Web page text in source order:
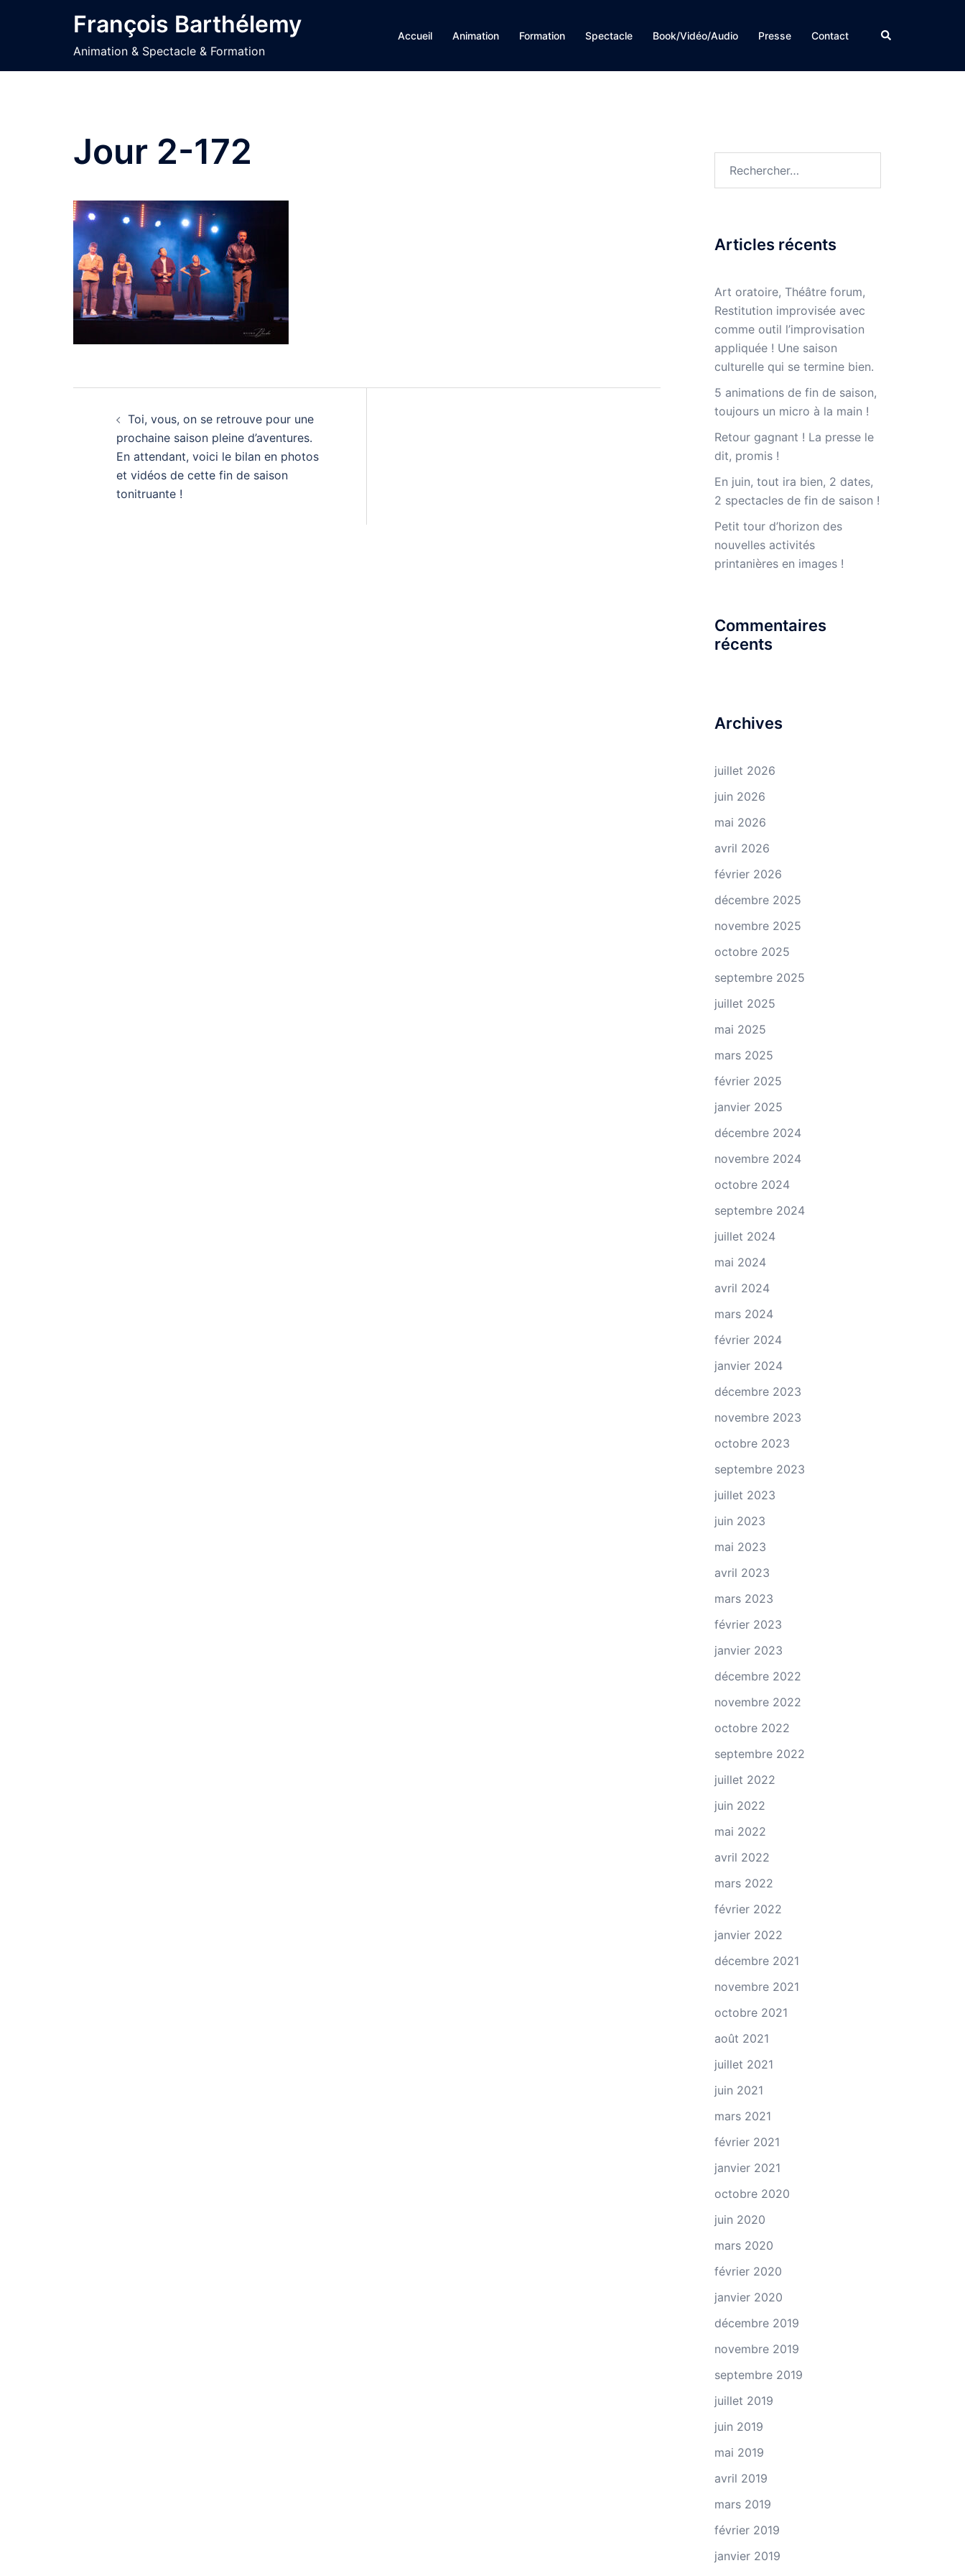
François Barthélemy
Animation & Spectacle & Formation
Accueil Animation Formation Spectacle Book/Vidéo/Audio Presse Contact Rechercher
Jour 2-172
d’article
Toi, vous, on se retrouve pour une
prochaine saison pleine d’aventures.
En attendant, voici le bilan en photos
et vidéos de cette fin de saison
tonitruante !
Articles récents
Art oratoire, Théâtre forum,
Restitution improvisée avec
comme outil l’improvisation
appliquée ! Une saison
culturelle qui se termine bien.
5 animations de fin de saison,
toujours un micro à la main !
Retour gagnant ! La presse le
dit, promis !
En juin, tout ira bien, 2 dates,
2 spectacles de fin de saison !
Petit tour d’horizon des
nouvelles activités
printanières en images !
Commentaires
récents
Archives
juillet 2026
juin 2026
mai 2026
avril 2026
février 2026
décembre 2025
novembre 2025
octobre 2025
septembre 2025
juillet 2025
mai 2025
mars 2025
février 2025
janvier 2025
décembre 2024
novembre 2024
octobre 2024
septembre 2024
juillet 2024
mai 2024
avril 2024
mars 2024
février 2024
janvier 2024
décembre 2023
novembre 2023
octobre 2023
septembre 2023
juillet 2023
juin 2023
mai 2023
avril 2023
mars 2023
février 2023
janvier 2023
décembre 2022
novembre 2022
octobre 2022
septembre 2022
juillet 2022
juin 2022
mai 2022
avril 2022
mars 2022
février 2022
janvier 2022
décembre 2021
novembre 2021
octobre 2021
août 2021
juillet 2021
juin 2021
mars 2021
février 2021
janvier 2021
octobre 2020
juin 2020
mars 2020
février 2020
janvier 2020
décembre 2019
novembre 2019
septembre 2019
juillet 2019
juin 2019
mai 2019
avril 2019
mars 2019
février 2019
janvier 2019